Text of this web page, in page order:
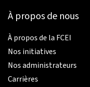
À propos de nous
À propos de la FCEI
Nos initiatives
Nos administrateurs
Carrières